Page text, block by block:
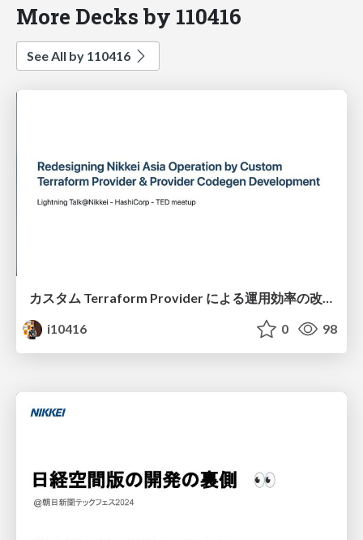
More Decks by 110416
See All by 110416
カスタム Terraform Provider による運用効率の改善と Terraform Provider のコード生成ツールの開発
i10416
0 98